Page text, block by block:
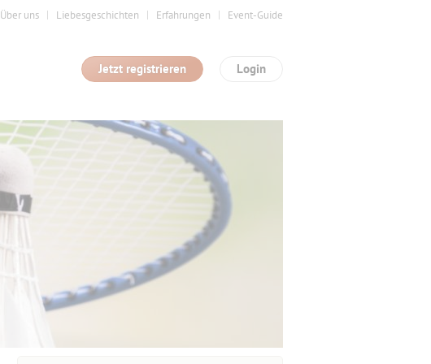
Über uns Liebesgeschichten Erfahrungen Event-Guide
Login
Jetzt registrieren